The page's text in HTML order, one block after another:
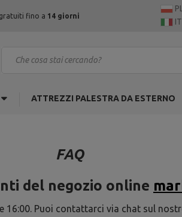
fino a 14 giorni
PL
IT
ATTREZZI PALESTRA DA ESTERNO
FAQ
del negozio online
Puoi contattarci via chat sul